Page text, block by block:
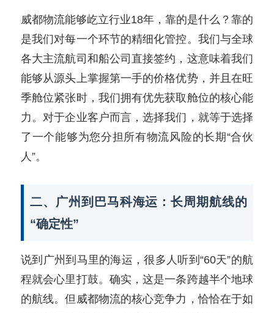
威都物流能够屹立行业18年，靠的是什么？靠的
是我们对每一个环节的精细化管控。我们与全球
各大主流航司和船公司直接签约，这意味着我们
能够从源头上掌握第一手的价格优势，并且在旺
季舱位紧张时，我们拥有优先获取舱位的核心能
力。对于企业客户而言，选择我们，就等于选择
了一个能够为您分担所有物流风险的长期“合伙
人”。
二、广州到巴马科海运：长周期航线的
“确定性”
说到广州到马里的海运，很多人听到“60天”的航
程就会心里打鼓。确实，这是一条跨越半个地球
的航线。但威都物流的核心竞争力，恰恰在于如